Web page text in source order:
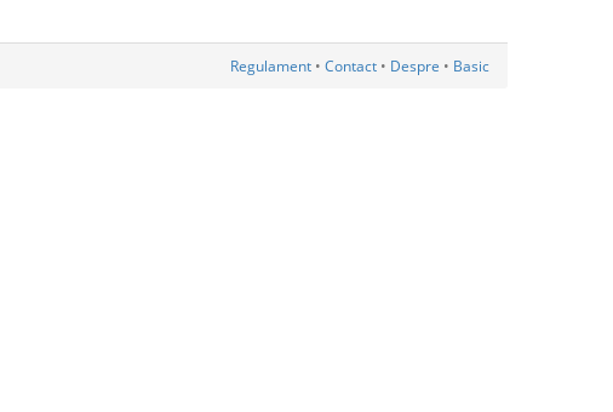
Regulament • Contact • Despre • Basic